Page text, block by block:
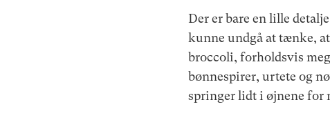
Der er bare en lille
kunne undgå at tænke,
broccoli, forholdsvis
bønnespirer, urtete og
springer lidt i øjnene for